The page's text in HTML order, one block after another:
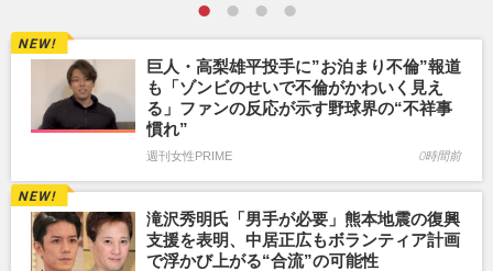
巨人・高梨雄平投手に”お泊まり不倫”報道
も「ゾンビのせいで不倫がかわいく見え
る」ファンの反応が示す野球界の“不祥事
慣れ”
週刊女性PRIME 0時間前
滝沢秀明氏「男手が必要」熊本地震の復興
支援を表明、中居正広もボランティア計画
で浮かび上がる“合流”の可能性